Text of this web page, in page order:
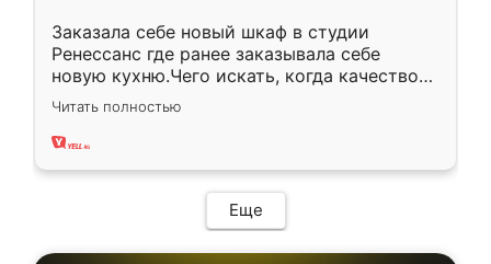
Заказала себе новый шкаф в студии
Ренессанс где ранее заказывала себе
новую кухню.Чего искать, когда качеством
вполне довольна. Служит кухня уже почти
два года, нареканий нет.
Читать полностью
Еще